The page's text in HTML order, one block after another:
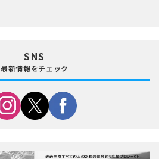
SNS
最新情報をチェック